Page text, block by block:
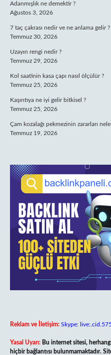
Adanmışlık ne demektir ?
Ağustos 3, 2026
7 taç çakrası nedir ve ne anlama gelir ?
Temmuz 30, 2026
Uzayın rengi nedir ?
Temmuz 29, 2026
Kol saatinin kasa çapı nasıl ölçülür ?
Temmuz 25, 2026
Kaşıntıya ne iyi gelir bitkisel ?
Temmuz 25, 2026
Çam kozalağı pekmezinin zararları
Temmuz 19, 2026
Reklam ve İletişim: Skype:
Yasal Uyarı: Bu internet sitesi,
hiçbir bağlantısı bulunmamaktadır.